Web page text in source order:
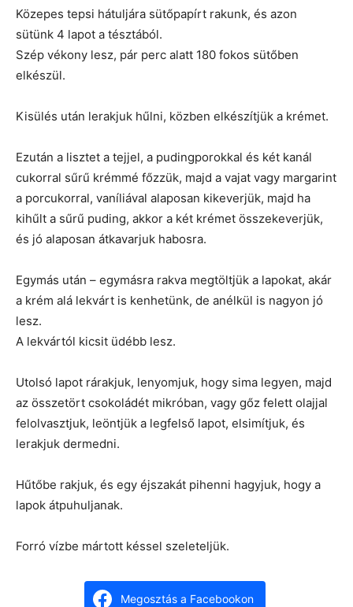
Közepes tepsi hátuljára sütőpapírt rakunk, és azon
sütünk 4 lapot a tésztából.
Szép vékony lesz, pár perc alatt 180 fokos sütőben
elkészül.
Kisülés után lerakjuk hűlni, közben elkészítjük a krémet.
Ezután a lisztet a tejjel, a pudingporokkal és két kanál
cukorral sűrű krémmé főzzük, majd a vajat vagy margarint
a porcukorral, vaníliával alaposan kikeverjük, majd ha
kihűlt a sűrű puding, akkor a két krémet összekeverjük,
és jó alaposan átkavarjuk habosra.
Egymás után – egymásra rakva megtöltjük a lapokat, akár
a krém alá lekvárt is kenhetünk, de anélkül is nagyon jó
lesz.
A lekvártól kicsit üdébb lesz.
Utolsó lapot rárakjuk, lenyomjuk, hogy sima legyen, majd
az összetört csokoládét mikróban, vagy gőz felett olajjal
felolvasztjuk, leöntjük a legfelső lapot, elsimítjuk, és
lerakjuk dermedni.
Hűtőbe rakjuk, és egy éjszakát pihenni hagyjuk, hogy a
lapok átpuhuljanak.
Forró vízbe mártott késsel szeleteljük.
Megosztás a Facebookon